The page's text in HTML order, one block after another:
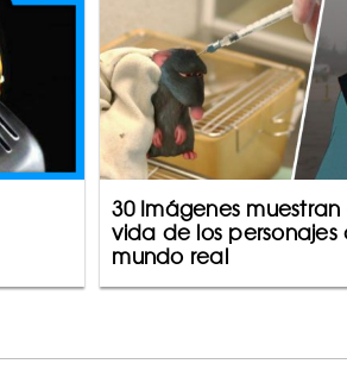
30 Imágenes
vida de los personajes
mundo real